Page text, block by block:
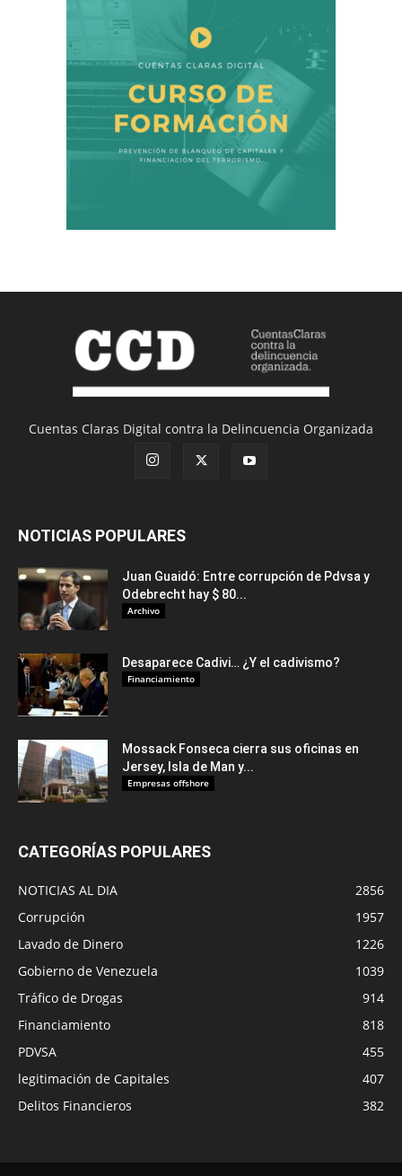
Cuentas Claras Digital contra la Delincuencia Organizada
NOTICIAS POPULARES
Juan Guaidó: Entre corrupción de Pdvsa y
Odebrecht hay $ 80...
Archivo
Desaparece Cadivi… ¿Y el cadivismo?
Financiamiento
Mossack Fonseca cierra sus oficinas en
Jersey, Isla de Man y...
Empresas offshore
CATEGORÍAS POPULARES
NOTICIAS AL DIA
2856
Corrupción
1957
Lavado de Dinero
1226
Gobierno de Venezuela
1039
Tráfico de Drogas
914
Financiamiento
818
PDVSA
455
legitimación de Capitales
407
Delitos Financieros
382